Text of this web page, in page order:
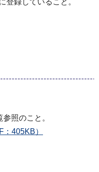
登録していること。
照のこと。
405KB）